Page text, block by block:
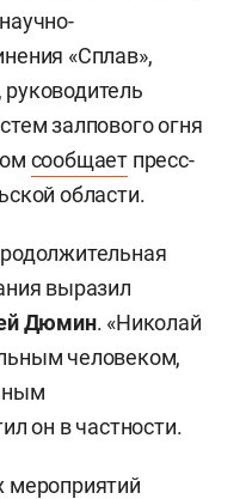
«Сплав»,
залпового огня
сообщает пресс-
области.
выразил
Дюмин. «Николай
человеком,
он в частности.
мероприятий